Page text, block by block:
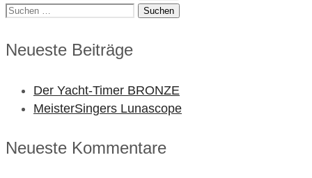
nach:
Suchen
Neueste Beiträge
Der Yacht-Timer BRONZE
MeisterSingers Lunascope
Neueste Kommentare